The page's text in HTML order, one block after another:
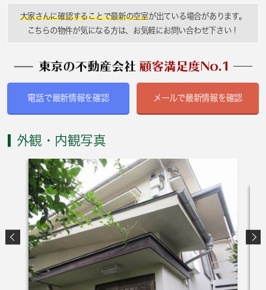
大家さんに確認することで最新の空室が出ている場合があります。
こちらの物件が気になる方は、お気軽にお問い合わせ下さい！
電話で最新情報を確認 メールで最新情報を確認
外観・内観写真